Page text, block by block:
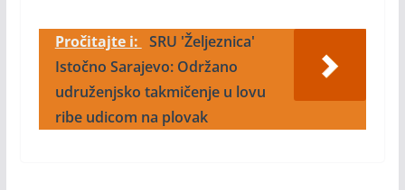
Pročitajte i: SRU 'Željeznica'
Istočno Sarajevo: Održano
udruženjsko takmičenje u lovu
ribe udicom na plovak